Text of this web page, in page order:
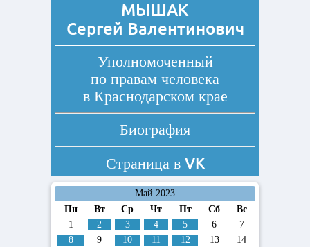
МЫШАК
Сергей Валентинович
Уполномоченный
по правам человека
в Краснодарском крае
Биография
Страница в VK
Май 2023
Пн
Вт Ср Чт Пт Сб
Вс
1
2 3 4 5 6
7
8
9 10 11 12 13 14